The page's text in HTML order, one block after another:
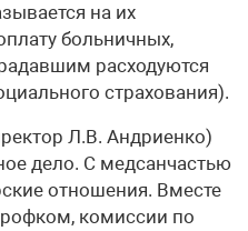
на их
больничных,
расходуются
страхования).
Л.В. Андриенко)
дело. С медсанчастью
отношения. Вместе
комиссии по